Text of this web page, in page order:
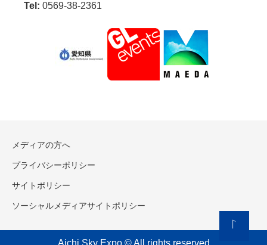
Tel: 0569-38-2361
メディアの方へ
プライバシーポリシー
サイトポリシー
ソーシャルメディアサイトポリシー